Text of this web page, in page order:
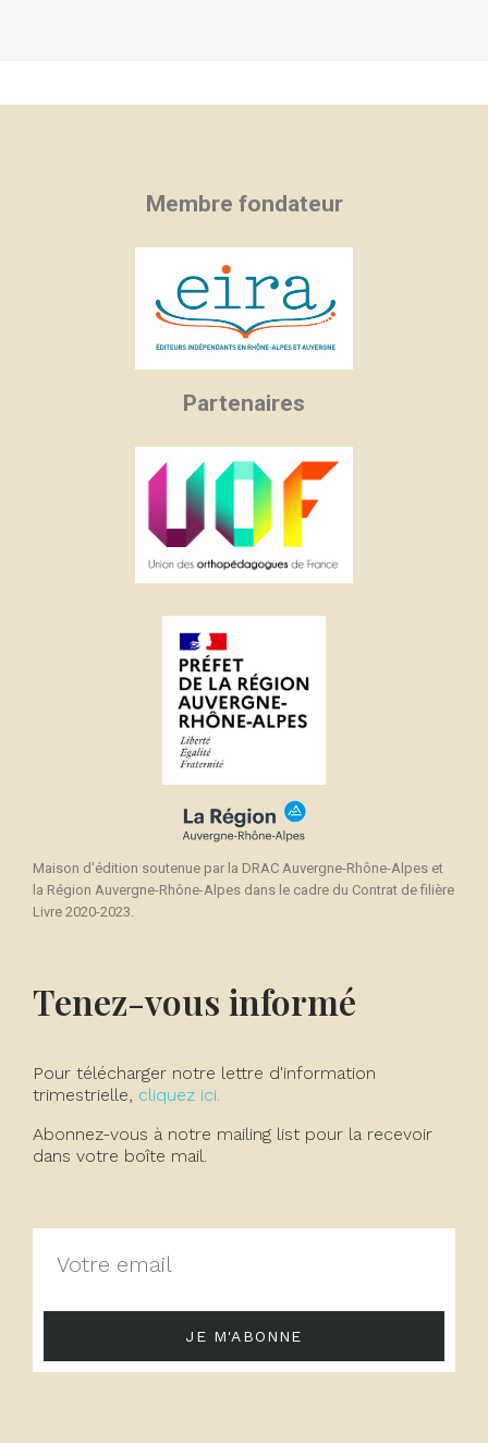
Membre fondateur
Partenaires
Maison d'édition soutenue par la DRAC Auvergne-Rhône-Alpes et
la Région Auvergne-Rhône-Alpes dans le cadre du Contrat de filière
Livre 2020-2023.
Tenez-vous informé
Pour télécharger notre lettre d'information
trimestrielle, cliquez ici.
Abonnez-vous à notre mailing list pour la recevoir
dans votre boîte mail.
JE M'ABONNE